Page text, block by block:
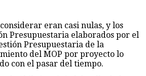
eran casi nulas, y los
Presupuestaria elaborados por el
Presupuestaria de la
del MOP por proyecto lo
con el pasar del tiempo.